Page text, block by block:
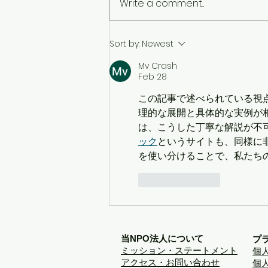
Webフロントエンジニア募
Write a comment...
Sort by: Newest
Mv Crash
Feb 28
この記事で述べられている
理的な展開と具体的な実例が
は、こうした丁寧な解説が
ックというサイトも、同様
を使い分けることで、私た
当NPO法人について
ミッション・ステートメント
アクセス・お問い合わせ
プ
個
個